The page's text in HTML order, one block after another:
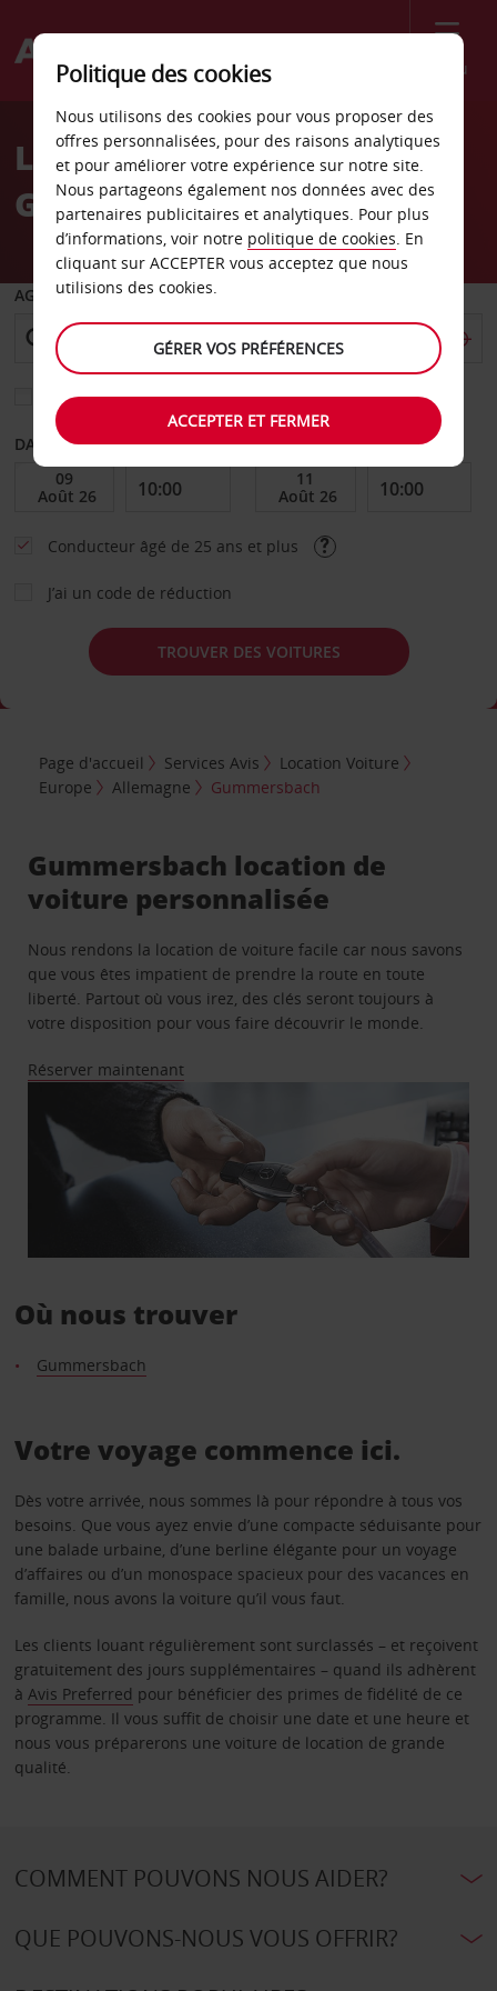
Menu
Welcome
AvisLocation de voiture
Gummersbach
AGENCE DE DÉPART
Sélectionnez une autre agence de retour
DATE DE DÉBUT DATE DE FIN
Conducteur âgé de 25 ans et plus
J’ai un code de réduction
TROUVER DES VOITURES
Page d'accueil Services Avis
Location Voiture
Europe
Allemagne Gummersbach
Gummersbach location de
voiture personnalisée
Nous rendons la location de voiture facile car nous savons
que vous êtes impatient de prendre la route en toute
liberté. Partout où vous irez, des clés seront toujours à
votre disposition pour vous faire découvrir le monde.
Réserver maintenant
Où nous trouver
Gummersbach
Votre voyage commence ici.
Dès votre arrivée, nous sommes là pour répondre à tous vos
besoins. Que vous ayez envie d’une compacte séduisante pour
une balade urbaine, d’une berline élégante pour un voyage
d’affaires ou d’un monospace spacieux pour des vacances en
famille, nous avons la voiture qu’il vous faut.
Les clients louant régulièrement sont surclassés – et reçoivent
gratuitement des jours supplémentaires – quand ils adhèrent
à Avis Preferred pour bénéficier des primes de fidélité de ce
programme. Il vous suffit de choisir une date et une heure et
nous vous préparerons une voiture de location de grande
qualité.
COMMENT POUVONS NOUS AIDER?
QUE POUVONS-NOUS VOUS OFFRIR?
Politique des cookies
Nous utilisons des cookies pour vous proposer des
offres personnalisées, pour des raisons analytiques
et pour améliorer votre expérience sur notre site.
Nous partageons également nos données avec des
partenaires publicitaires et analytiques. Pour plus
d’informations, voir notre politique de cookies. En
cliquant sur ACCEPTER vous acceptez que nous
utilisions des cookies.
GÉRER VOS PRÉFÉRENCES
ACCEPTER ET FERMER